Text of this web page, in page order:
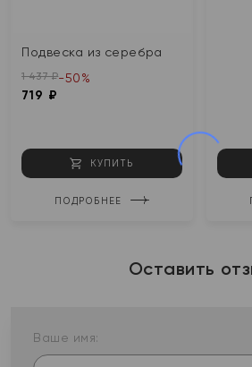
Подвеска из серебра
1 437 ₽
719 ₽
-50%
КУПИТЬ
ПОДРОБНЕЕ
Оставить
Ваше имя: